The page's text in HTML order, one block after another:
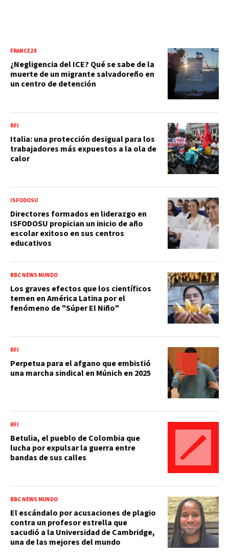
FRANCE24
¿Negligencia del ICE? Qué se sabe de la
muerte de un migrante salvadoreño en
un centro de detención
RFI
Italia: una protección desigual para los
trabajadores más expuestos a la ola de
calor
ISFODOSU
Directores formados en liderazgo en
ISFODOSU propician un inicio de año
escolar exitoso en sus centros
educativos
BBC NEWS MUNDO
Los graves efectos que los científicos
temen en América Latina por el
fenómeno de "Súper El Niño"
RFI
Perpetua para el afgano que embistió
una marcha sindical en Múnich en 2025
RFI
Betulia, el pueblo de Colombia que
lucha por expulsar la guerra entre
bandas de sus calles
BBC NEWS MUNDO
El escándalo por acusaciones de plagio
contra un profesor estrella que
sacudió a la Universidad de Cambridge,
una de las mejores del mundo